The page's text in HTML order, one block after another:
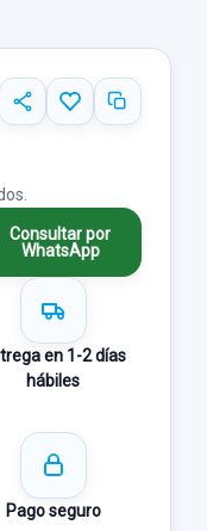
Consultar por
WhatsApp
en 1-2 días
hábiles
Pago seguro